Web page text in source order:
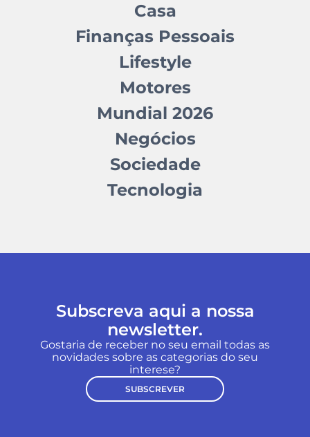
Casa
Finanças Pessoais
Lifestyle
Motores
Mundial 2026
Negócios
Sociedade
Tecnologia
Subscreva aqui a nossa
newsletter.
Gostaria de receber no seu email todas as
novidades sobre as categorias do seu
interese?
SUBSCREVER